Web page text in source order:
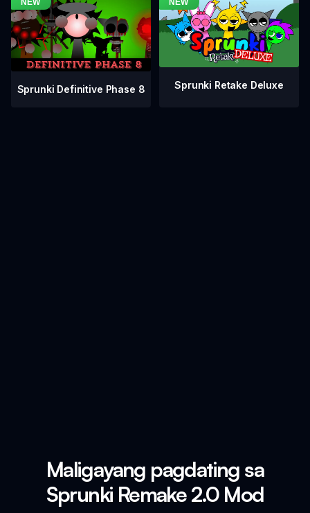
Sprunki Definitive Phase 8 Sprunki Retake Deluxe
Maligayang pagdating sa
Sprunki Remake 2.0 Mod